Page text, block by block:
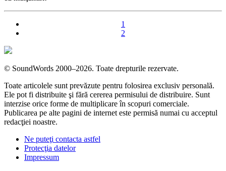
1
2
© SoundWords 2000–2026. Toate drepturile rezervate.
Toate articolele sunt prevăzute pentru folosirea exclusiv personală.
Ele pot fi distribuite şi fără cererea permisului de distribuire. Sunt
interzise orice forme de multiplicare în scopuri comerciale.
Publicarea pe alte pagini de internet este permisă numai cu acceptul
redacţiei noastre.
Ne puteţi contacta astfel
Protecţia datelor
Impressum